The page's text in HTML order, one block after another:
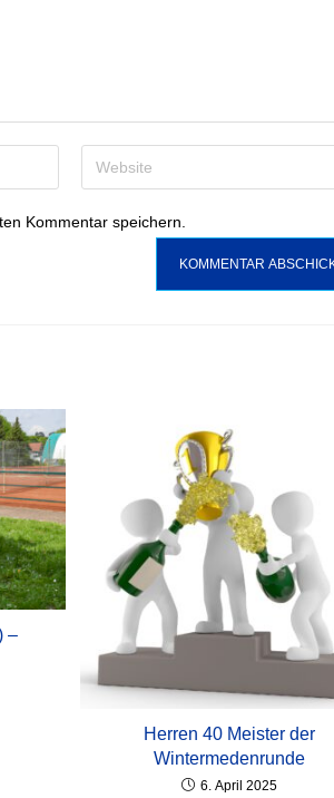
Kommentar speichern.
–
Herren 40 Meister der
Wintermedenrunde
6. April 2025